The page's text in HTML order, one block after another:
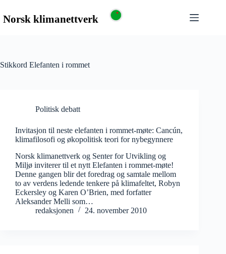
Stikkord Elefanten i rommet
Politisk debatt
Invitasjon til neste elefanten i rommet-møte: Cancún,
klimafilosofi og økopolitisk teori for nybegynnere
Norsk klimanettverk og Senter for Utvikling og
Miljø inviterer til et nytt Elefanten i rommet-møte!
Denne gangen blir det foredrag og samtale mellom
to av verdens ledende tenkere på klimafeltet, Robyn
Eckersley og Karen O’Brien, med forfatter
Aleksander Melli som…
redaksjonen
24. november 2010